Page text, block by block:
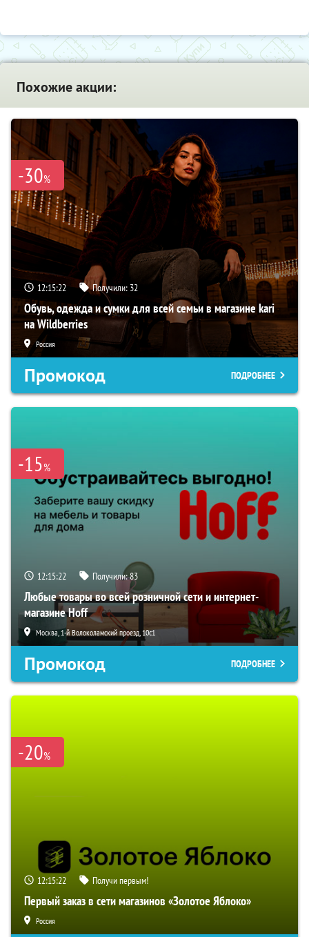
Похожие акции:
-30%
12:15:22 Получили: 32
Обувь, одежда и сумки для всей семьи в магазине kari
на Wildberries
Россия
Промокод ПОДРОБНЕЕ
-15%
12:15:22 Получили:83
Любые товары во всей розничной сети и интернет-
магазине Hoff
Москва, 1-й Волоколамский проезд, 10с1
Промокод ПОДРОБНЕЕ
-20%
12:15:22 Получи первым!
Первый заказ в сети магазинов «Золотое Яблоко»
Россия